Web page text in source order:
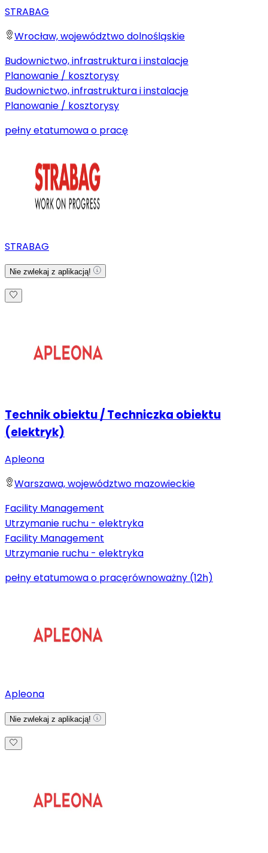
STRABAG
Wrocław, województwo dolnośląskie
Budownictwo, infrastruktura i instalacje
Planowanie / kosztorysy
Budownictwo, infrastruktura i instalacje
Planowanie / kosztorysy
pełny etatumowa o pracę
STRABAG
Nie zwlekaj z aplikacją!
Technik obiektu / Techniczka obiektu
(elektryk)
Apleona
Warszawa, województwo mazowieckie
Facility Management
Utrzymanie ruchu - elektryka
Facility Management
Utrzymanie ruchu - elektryka
pełny etatumowa o pracęrównoważny (12h)
Apleona
Nie zwlekaj z aplikacją!